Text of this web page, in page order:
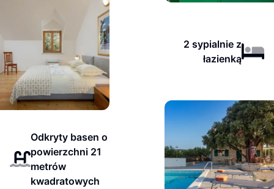
2 sypialnie z
łazienką
Odkryty basen o
powierzchni 21
metrów
kwadratowych